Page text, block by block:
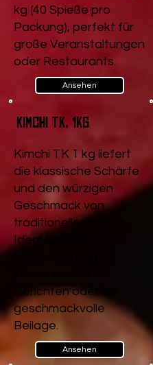
kg (40 Spieße pro
Packung), perfekt für
große Veranstaltungen
oder Restaurants.
Ansehen
Kimchi TK, 1kg
Kimchi TK 1 kg liefert
die klassische Schärfe
und den würzigen
Geschmack von
traditionellem Kimchi.
Ideal für die
Gerichten oder als
geschmackvolle
Beilage.
Ansehen